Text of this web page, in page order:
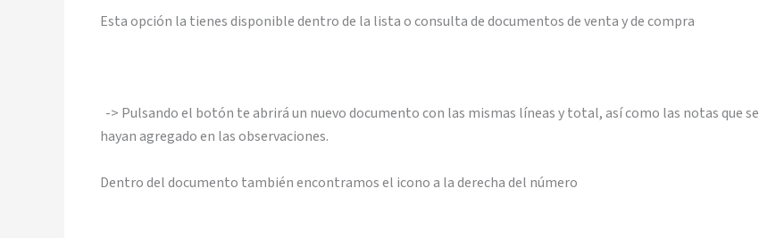
Esta opción la tienes disponible dentro de la lista o consulta de documentos de venta y de compra
-> Pulsando el botón te abrirá un nuevo documento con las mismas líneas y total, así como las notas que se
hayan agregado en las observaciones.
Dentro del documento también encontramos el icono a la derecha del número